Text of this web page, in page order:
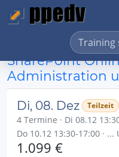
SharePoint
Administration
Di, 08. Dez Teilzeit
4 Termine · Di 08.12
Do 10.12 13:30-17:00 · ...
1.099 €